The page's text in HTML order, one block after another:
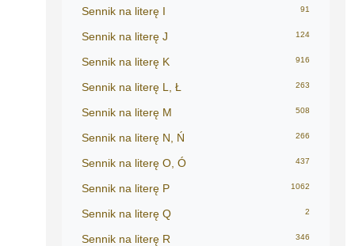
Sennik na literę I 91
Sennik na literę J 124
Sennik na literę K 916
Sennik na literę L, Ł 263
Sennik na literę M 508
Sennik na literę N, Ń 266
Sennik na literę O, Ó 437
Sennik na literę P 1062
Sennik na literę Q 2
Sennik na literę R 346